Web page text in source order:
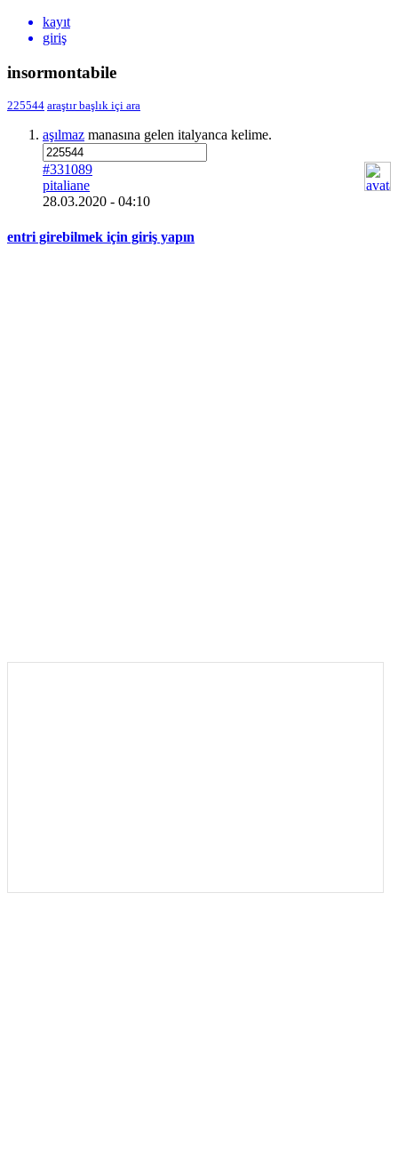
kayıt
giriş
insormontabile
225544 araştırbaşlık içi ara
aşılmaz manasına gelen italyanca kelime.
#331089
pitaliane
28.03.2020 - 04:10
entri girebilmek için giriş yapın